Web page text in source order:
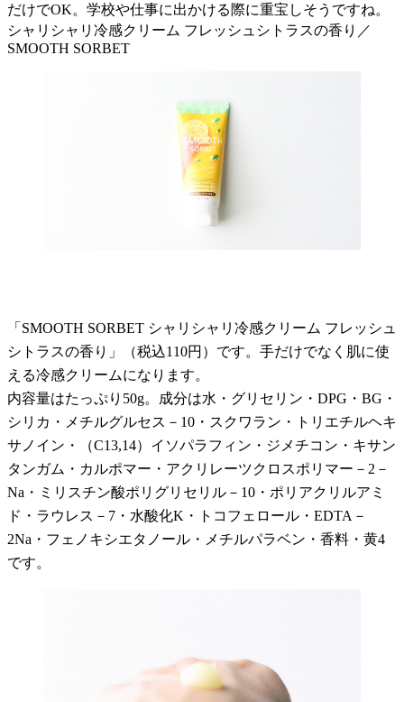
だけでOK。学校や仕事に出かける際に重宝しそうですね。
シャリシャリ冷感クリーム フレッシュシトラスの香り／
SMOOTH SORBET
「SMOOTH SORBET シャリシャリ冷感クリーム フレッシュ
シトラスの香り」（税込110円）です。手だけでなく肌に使
える冷感クリームになります。
内容量はたっぷり50g。成分は水・グリセリン・DPG・BG・
シリカ・メチルグルセス－10・スクワラン・トリエチルヘキ
サノイン・（C13,14）イソパラフィン・ジメチコン・キサン
タンガム・カルポマー・アクリレーツクロスポリマー－2－
Na・ミリスチン酸ポリグリセリル－10・ポリアクリルアミ
ド・ラウレス－7・水酸化K・トコフェロール・EDTA－
2Na・フェノキシエタノール・メチルパラベン・香料・黄4
です。